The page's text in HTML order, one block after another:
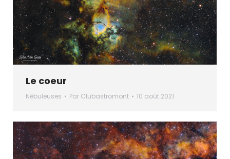
Le coeur
Nébuleuses Par Clubastromont 10 août 2021